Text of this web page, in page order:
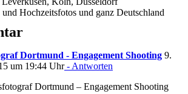
Hochzeitsfotos und ganz Deutschland
Dortmund - Engagement Shooting 9.
um 19:44 Uhr- Antworten
Dortmund – Engagement Shooting